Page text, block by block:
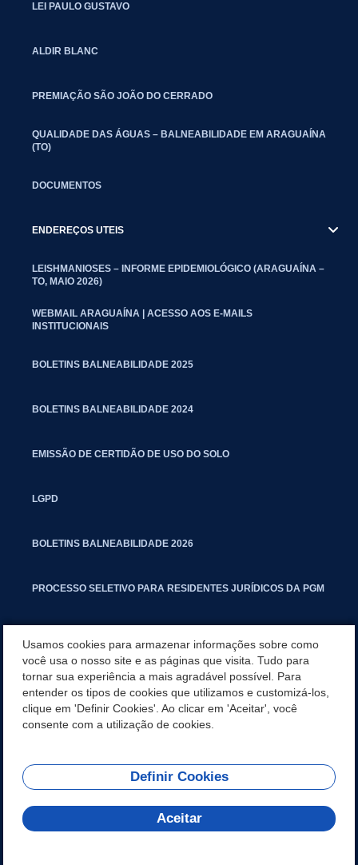
LEI PAULO GUSTAVO
ALDIR BLANC
PREMIAÇÃO SÃO JOÃO DO CERRADO
QUALIDADE DAS ÁGUAS – BALNEABILIDADE EM ARAGUAÍNA
(TO)
DOCUMENTOS
ENDEREÇOS UTEIS
LEISHMANIOSES – INFORME EPIDEMIOLÓGICO (ARAGUAÍNA –
TO, MAIO 2026)
WEBMAIL ARAGUAÍNA | ACESSO AOS E-MAILS
INSTITUCIONAIS
BOLETINS BALNEABILIDADE 2025
BOLETINS BALNEABILIDADE 2024
EMISSÃO DE CERTIDÃO DE USO DO SOLO
LGPD
BOLETINS BALNEABILIDADE 2026
PROCESSO SELETIVO PARA RESIDENTES JURÍDICOS DA PGM
MANUAL DE PROCEDIMENTOS IMOBILIÁRIOS SEINFRA
TURMINHA DO LAGO
REDES SOCIAIS
Usamos cookies para armazenar informações sobre como
você usa o nosso site e as páginas que visita. Tudo para
tornar sua experiência a mais agradável possível. Para
entender os tipos de cookies que utilizamos e customizá-los,
clique em 'Definir Cookies'. Ao clicar em 'Aceitar', você
consente com a utilização de cookies.
Definir Cookies
Aceitar